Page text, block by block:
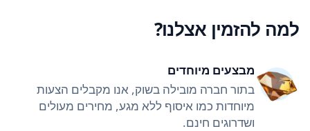
למה להזמין אצלנו?
מבצעים מיוחדים
בתור חברה מובילה בשוק, אנו מקבלים הצעות
מיוחדות כמו איסוף ללא מגע, מחירים מעולים
ושדרוגים חינם.